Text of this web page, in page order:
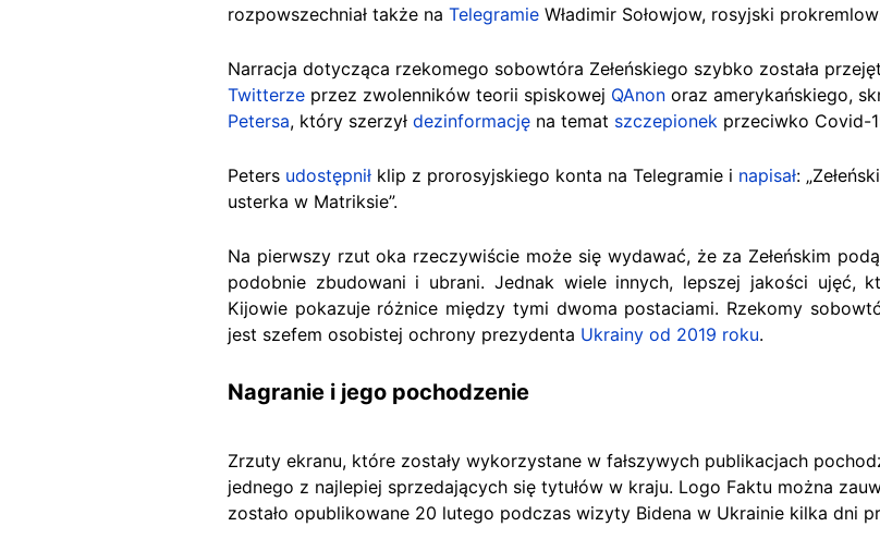
rozpowszechniał także na Telegramie Władimir Sołowjow, rosyjski
Narracja dotycząca rzekomego sobowtóra Zełeńskiego szybko została
Twitterze przez zwolenników teorii spiskowej QAnon oraz amerykańskiego,
Petersa, który szerzył dezinformację na temat szczepionek przeciwko Covid-
Peters udostępnił klip z prorosyjskiego konta na Telegramie i napisał:
usterka w Matriksie”.
Na pierwszy rzut oka rzeczywiście może się wydawać, że za Zełeńskim
podobnie zbudowani i ubrani. Jednak wiele innych, lepszej jakości ujęć,
Kijowie pokazuje różnice między tymi dwoma postaciami. Rzekomy
jest szefem osobistej ochrony prezydenta Ukrainy od 2019 roku.
Nagranie i jego pochodzenie
Zrzuty ekranu, które zostały wykorzystane w fałszywych publikacjach
jednego z najlepiej sprzedających się tytułów w kraju. Logo Faktu można
zostało opublikowane 20 lutego podczas wizyty Bidena w Ukrainie kilka dni